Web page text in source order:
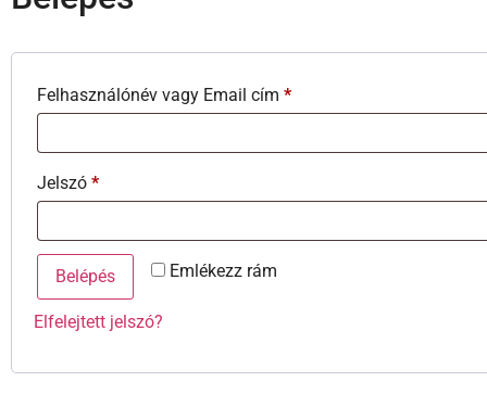
Felhasználónév vagy Email cím *
Jelszó *
Emlékezz rám
Belépés
Elfelejtett jelszó?